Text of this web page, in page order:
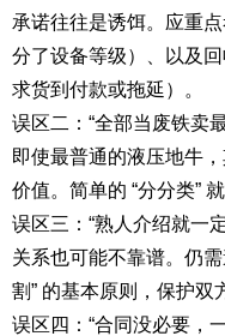
承诺往往是诱饵。应重
分了设备等级）、以及
求货到付款或拖延）。
误区二：“全部当废铁卖
即使最普通的液压地牛
价值。简单的 “分分类”
误区三：“熟人介绍就一
关系也可能不靠谱。仍
割” 的基本原则，保护双
误区四：“合同没必要，